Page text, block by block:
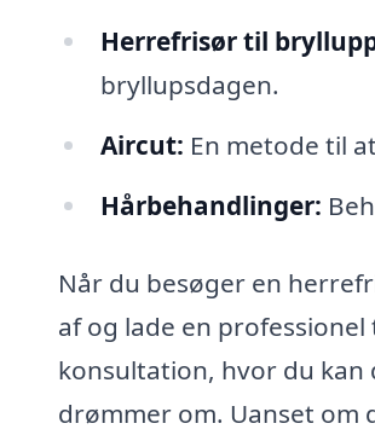
Herrefrisør til
bryllupsdagen.
Aircut: En metode til
Hårbehandlinger:
Når du besøger en
af og lade en
konsultation, hvor du kan
drømmer om. Uanset om